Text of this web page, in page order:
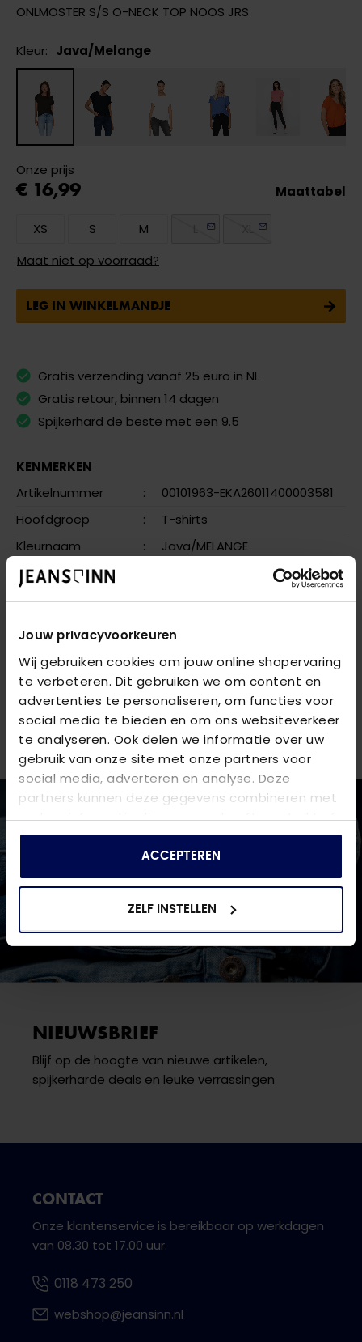
Jouw privacyvoorkeuren
Wij gebruiken cookies om jouw online shopervaring
te verbeteren. Dit gebruiken we om content en
advertenties te personaliseren, om functies voor
social media te bieden en om ons websiteverkeer
te analyseren. Ook delen we informatie over uw
gebruik van onze site met onze partners voor
social media, adverteren en analyse. Deze
partners kunnen deze gegevens combineren met
andere informatie die u aan ze heeft verstrekt of
die ze hebben verzameld op basis van uw gebruik
ACCEPTEREN
ZELF INSTELLEN
ONLMOSTER S/S O-NECK TOP NOOS JRS
Kleur: Java/Melange
Onze prijs
€ 16,99
XS S M
Maat niet op voorraad?
Maattabel
LEG IN WINKELMANDJE
Gratis verzending vanaf 25 euro in NL
Gratis retour, binnen 14 dagen
Spijkerhard de beste met een 9.5
KENMERKEN
Artikelnummer
:
00101963-EKA26011400003581
Hoofdgroep
:
T-shirts
Kleurnaam
:
Java/MELANGE
Meer kenmerken
VRAGEN OVER DIT PRODUCT?
We helpen je graag verder online of in één van onze 6
winkels. Stel je vraag aan deklantenserviceof bezoek
een van onze winkels.
NIEUWSBRIEF
Blijf op de hoogte van nieuwe artikelen,
spijkerharde deals en leuke verrassingen
CONTACT
Onze klantenservice is bereikbaar op werkdagen
van 08.30 tot 17.00 uur.
0118 473 250
webshop@jeansinn.nl